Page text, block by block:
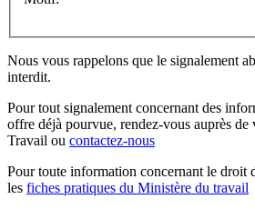
Nous vous rappelons que le signalement
interdit.
Pour tout signalement concernant des
offre déjà pourvue, rendez-vous auprès de
Travail ou contactez-nous
Pour toute information concernant le droit
les fiches pratiques du Ministère du travail